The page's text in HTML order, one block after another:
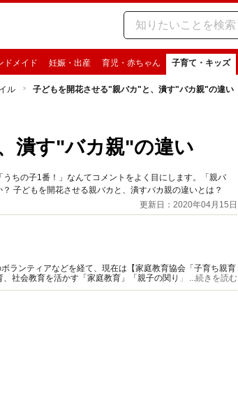
ドメイド 妊娠・出産 育児・赤ちゃん 子育て・キッズ
ル 子どもを開花させる"親バカ"と、潰す"バカ親"の違い
潰す"バカ親"の違い
ちの子1番！」なんてコメントをよく目にします。「親バ
子どもを開花させる親バカと、潰すバカ親の違いとは？
更新日：2020年04月15日
ランティアなどを経て、現在は【家庭教育協会「子育ち親育
社会教育を活かす「家庭教育」「親子の関り」を伝える。
...続きを読む